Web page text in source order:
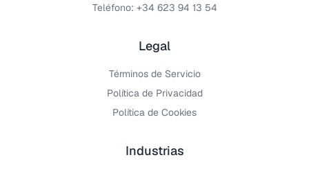
Teléfono: +34 623 94 13 54
Legal
Términos de Servicio
Política de Privacidad
Política de Cookies
Industrias